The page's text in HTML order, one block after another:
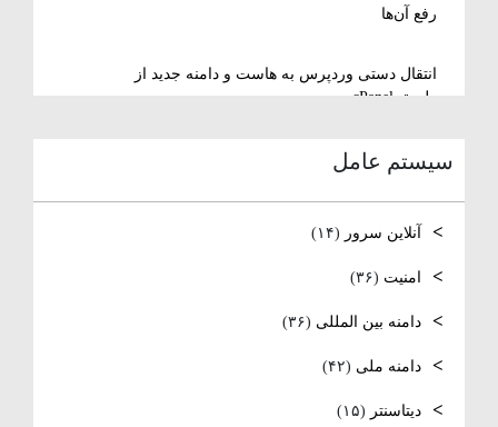
رفع آن‌ها
انتقال دستی وردپرس به هاست و دامنه جدید از
طریق cPanel
نصب و راه اندازی NTP
سیستم عامل
آنلاین سرور (۱۴)
امنیت(۳۶)
دامنه بین المللی(۳۶)
دامنه ملی(۴۲)
دیتاسنتر(۱۵)